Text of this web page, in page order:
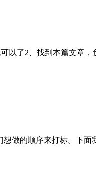
以了2、找到本篇文章
做的顺序来打标。下